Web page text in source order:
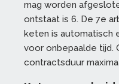
mag worden
ontstaat is 6. De 7e
keten is automatisch
voor onbepaalde tijd.
contractsduur